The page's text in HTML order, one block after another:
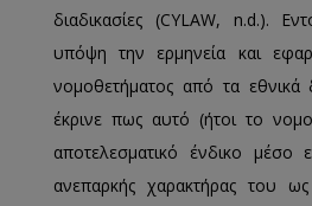
διαδικασίες (CYLAW, n.d.).
υπόψη την ερμηνεία και
νομοθετήματος από τα εθνικά
έκρινε πως αυτό (ήτοι το
αποτελεσματικό ένδικο μέσο
ανεπαρκής χαρακτήρας του